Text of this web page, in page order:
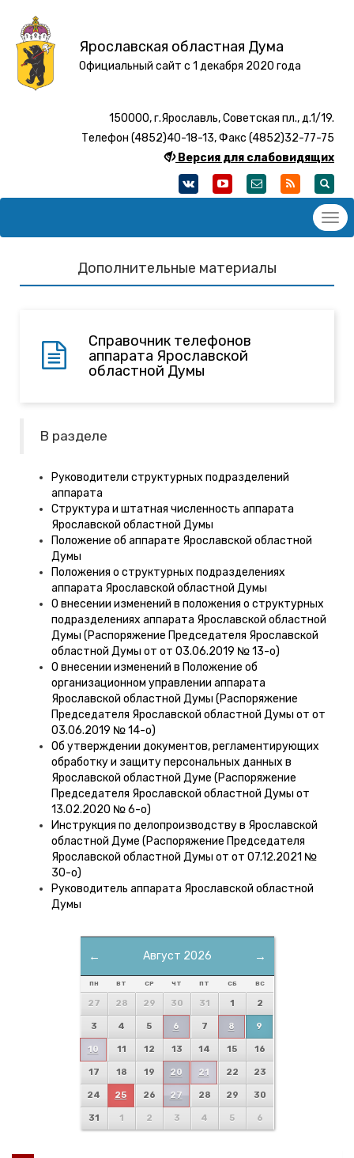
Ярославская областная Дума
Официальный сайт с 1 декабря 2020 года
150000, г.Ярославль, Советская пл., д.1/19.
Телефон (4852)40-18-13, Факс (4852)32-77-75
Версия для слабовидящих
Дополнительные материалы
Справочник телефонов
аппарата Ярославской
областной Думы
В разделе
Руководители структурных подразделений
аппарата
Структура и штатная численность аппарата
Ярославской областной Думы
Положение об аппарате Ярославской областной
Думы
Положения о структурных подразделениях
аппарата Ярославской областной Думы
О внесении изменений в положения о структурных
подразделениях аппарата Ярославской областной
Думы (Распоряжение Председателя Ярославской
областной Думы от от 03.06.2019 № 13-о)
О внесении изменений в Положение об
организационном управлении аппарата
Ярославской областной Думы (Распоряжение
Председателя Ярославской областной Думы от от
03.06.2019 № 14-о)
Об утверждении документов, регламентирующих
обработку и защиту персональных данных в
Ярославской областной Думе (Распоряжение
Председателя Ярославской областной Думы от
13.02.2020 № 6-о)
Инструкция по делопроизводству в Ярославской
областной Думе (Распоряжение Председателя
Ярославской областной Думы от от 07.12.2021 №
30-о)
Руководитель аппарата Ярославской областной
Думы
← →
Август 2026
ПН ВТ СР ЧТ ПТ СБ ВС
27 28 29 30 31 1 2
3 4 5 6 7 8 9
10 11 12 13 14 15 16
17 18 19 20 21 22 23
24 25 26 27 28 29 30
31 1 2 3 4 5 6